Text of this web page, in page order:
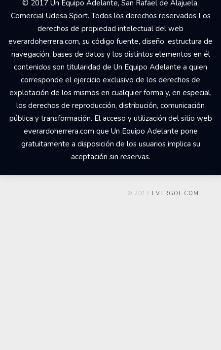
© 2017 Un Equipo Adelante, San Rafael de Alajuela,
Comercial Udesa Sport. Todos los derechos reservados Los
derechos de propiedad intelectual del web
everardoherrera.com, su código fuente, diseño, estructura de
navegación, bases de datos y los distintos elementos en él
contenidos son titularidad de Un Equipo Adelante a quien
corresponde el ejercicio exclusivo de los derechos de
explotación de los mismos en cualquier forma y, en especial,
los derechos de reproducción, distribución, comunicación
pública y transformación. El acceso y utilización del sitio web
everardoherrera.com que Un Equipo Adelante pone
gratuitamente a disposición de los usuarios implica su
aceptación sin reservas.
© 2017 EVERGOL.COM